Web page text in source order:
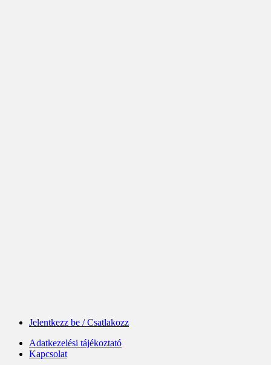
Jelentkezz be / Csatlakozz
Adatkezelési tájékoztató
Kapcsolat